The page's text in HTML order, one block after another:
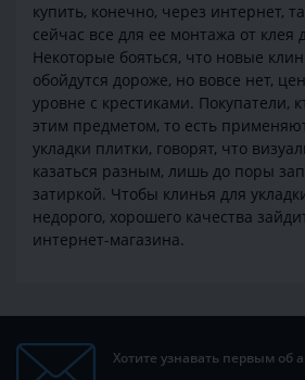
купить, конечно, через интернет,
сейчас все для ее монтажа от клея
Некоторые бояться, что новые
обойдутся дороже, но вовсе нет,
уровне с крестиками. Покупатели,
этим предметом, то есть
укладки плитки, говорят, что
казаться разным, лишь до поры
затиркой. Чтобы клинья для
недорого, хорошего качества
интернет-магазина.
Хотите узнавать первым об